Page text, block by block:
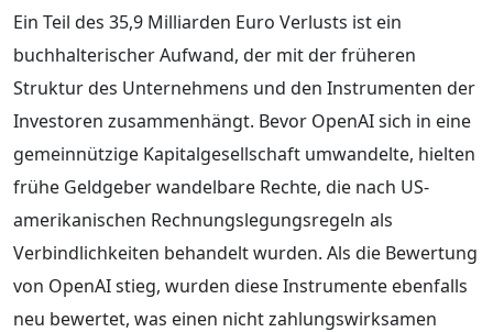
Ein Teil des 35,9 Milliarden Euro Verlusts ist ein
buchhalterischer Aufwand, der mit der früheren
Struktur des Unternehmens und den Instrumenten der
Investoren zusammenhängt. Bevor OpenAI sich in eine
gemeinnützige Kapitalgesellschaft umwandelte, hielten
frühe Geldgeber wandelbare Rechte, die nach US-
amerikanischen Rechnungslegungsregeln als
Verbindlichkeiten behandelt wurden. Als die Bewertung
von OpenAI stieg, wurden diese Instrumente ebenfalls
neu bewertet, was einen nicht zahlungswirksamen